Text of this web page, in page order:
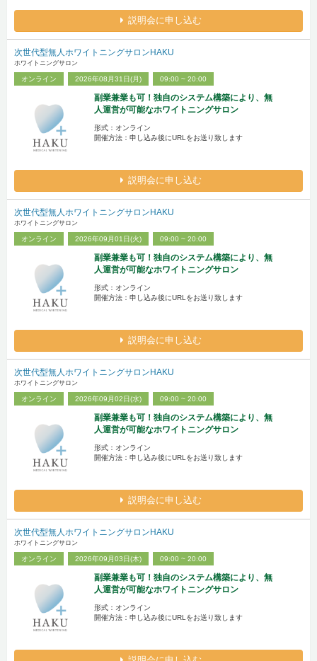
説明会に申し込む
次世代型無人ホワイトニングサロンHAKU
ホワイトニングサロン
オンライン 2026年08月31日(月) 09:00 ~ 20:00
副業兼業も可！独自のシステム構築により、無
人運営が可能なホワイトニングサロン
形式：オンライン
開催方法：申し込み後にURLをお送り致します
説明会に申し込む
次世代型無人ホワイトニングサロンHAKU
ホワイトニングサロン
オンライン 2026年09月01日(火) 09:00 ~ 20:00
副業兼業も可！独自のシステム構築により、無
人運営が可能なホワイトニングサロン
形式：オンライン
開催方法：申し込み後にURLをお送り致します
説明会に申し込む
次世代型無人ホワイトニングサロンHAKU
ホワイトニングサロン
オンライン 2026年09月02日(水) 09:00 ~ 20:00
副業兼業も可！独自のシステム構築により、無
人運営が可能なホワイトニングサロン
形式：オンライン
開催方法：申し込み後にURLをお送り致します
説明会に申し込む
次世代型無人ホワイトニングサロンHAKU
ホワイトニングサロン
オンライン 2026年09月03日(木) 09:00 ~ 20:00
副業兼業も可！独自のシステム構築により、無
人運営が可能なホワイトニングサロン
形式：オンライン
開催方法：申し込み後にURLをお送り致します